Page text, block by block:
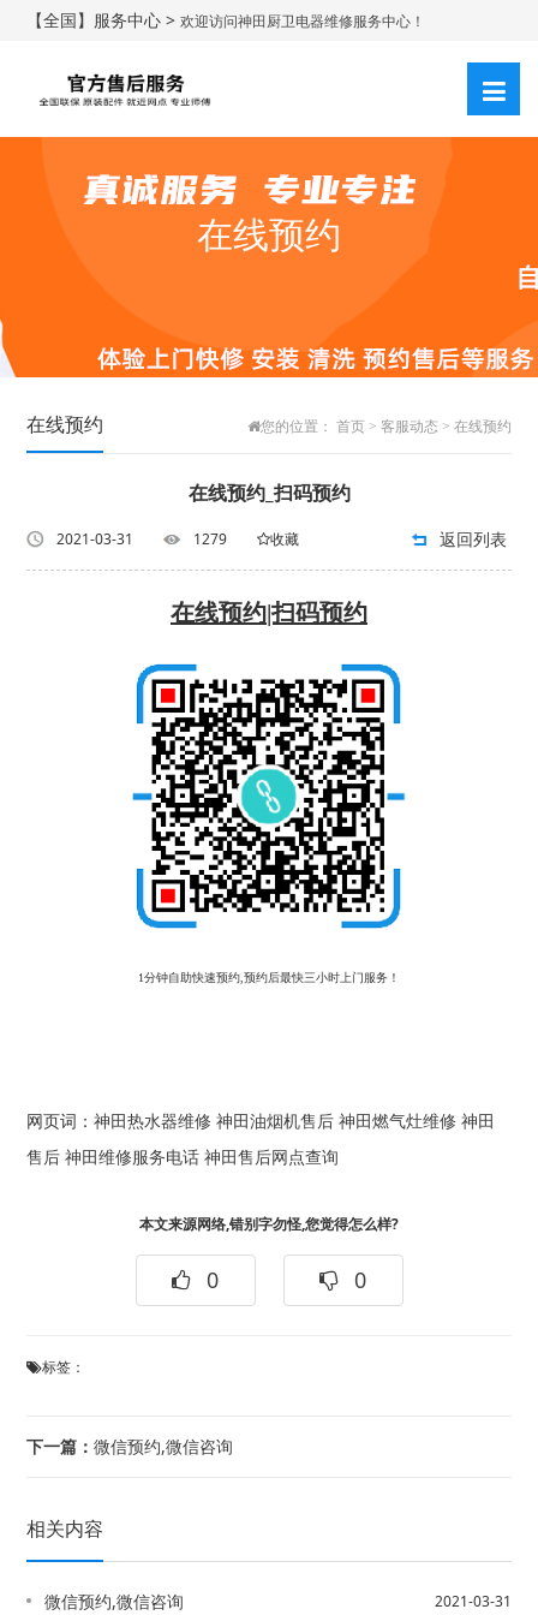
【全国】服务中心 >欢迎访问神田厨卫电器维修服务中心！
在线预约
在线预约 您的位置： 首页> 客服动态 > 在线预约
在线预约_扫码预约
2021-03-31 1279 收藏 返回列表
在线预约|扫码预约
1分钟自助快速预约,预约后最快三小时上门服务！
网页词：神田热水器维修 神田油烟机售后 神田燃气灶维修 神田
售后 神田维修服务电话 神田售后网点查询
本文来源网络,错别字勿怪,您觉得怎么样?
0 0
标签：
下一篇：微信预约,微信咨询
相关内容
微信预约,微信咨询 2021-03-31